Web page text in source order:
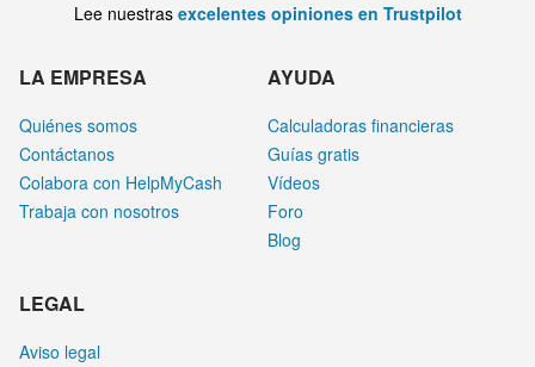
Lee nuestras excelentes opiniones en Trustpilot
LA EMPRESA
Quiénes somos
Contáctanos
Colabora con HelpMyCash
Trabaja con nosotros
AYUDA
Calculadoras financieras
Guías gratis
Vídeos
Foro
Blog
LEGAL
Aviso legal